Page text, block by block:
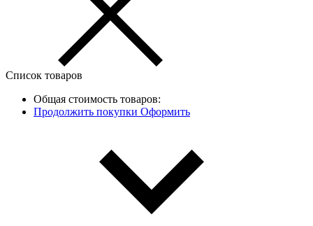
Список товаров
Общая стоимость товаров:
Продолжить покупки Оформить